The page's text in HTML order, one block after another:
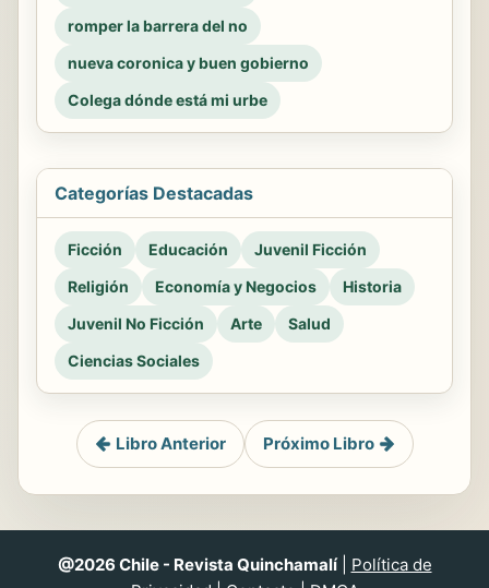
romper la barrera del no
nueva coronica y buen gobierno
Colega dónde está mi urbe
Categorías Destacadas
Ficción Educación
Juvenil Ficción
Religión
Economía y Negocios
Historia
Juvenil No Ficción
Arte
Salud
Ciencias Sociales
Libro Anterior Próximo Libro
@2026 Chile - Revista Quinchamalí| Política de